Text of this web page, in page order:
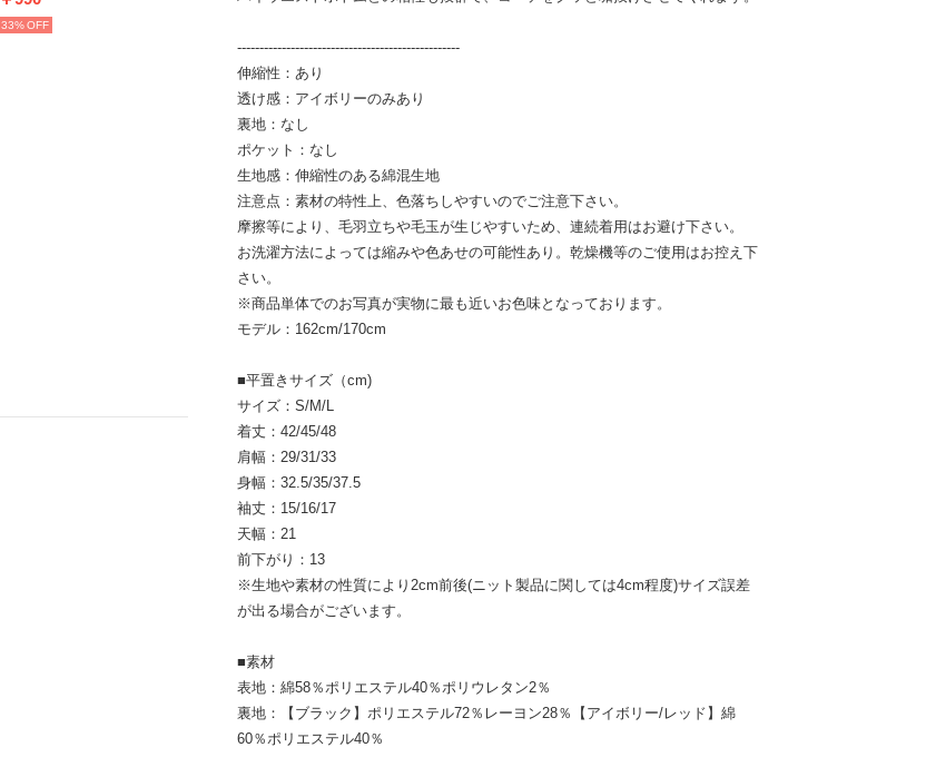
33%
--------------------------------------------------
伸縮性：あり
透け感：アイボリーのみあり
裏地：なし
ポケット：なし
生地感：伸縮性のある綿混生地
注意点：素材の特性上、色落ちしやすいのでご注意下さい。
摩擦等により、毛羽立ちや毛玉が生じやすいため、連続着用はお避け下さい。
お洗濯方法によっては縮みや色あせの可能性あり。乾燥機等のご使用はお控え下
さい。
※商品単体でのお写真が実物に最も近いお色味となっております。
モデル：162cm/170cm
■平置きサイズ（cm)
サイズ：S/M/L
着丈：42/45/48
肩幅：29/31/33
身幅：32.5/35/37.5
袖丈：15/16/17
天幅：21
前下がり：13
※生地や素材の性質により2cm前後(ニット製品に関しては4cm程度)サイズ誤差
が出る場合がございます。
■素材
表地：綿58％ポリエステル40％ポリウレタン2％
裏地：【ブラック】ポリエステル72％レーヨン28％【アイボリー/レッド】綿
60％ポリエステル40％